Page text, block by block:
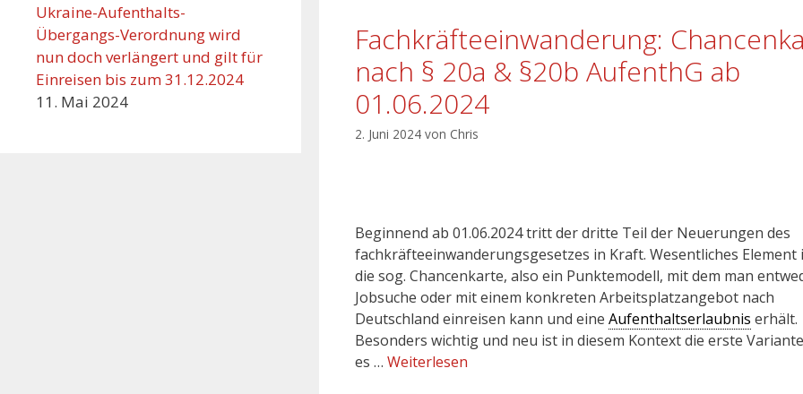
Fachkräfteeinwanderung:
nach § 20a & §20b AufenthG ab
01.06.2024
2. Juni 2024 von Chris
Beginnend ab 01.06.2024 tritt der dritte Teil der Neuerungen des
fachkräfteeinwanderungsgesetzes in Kraft. Wesentliches Element
die sog. Chancenkarte, also ein Punktemodell, mit dem man
Jobsuche oder mit einem konkreten Arbeitsplatzangebot nach
Deutschland einreisen kann und eine Aufenthaltserlaubnis erhält.
Besonders wichtig und neu ist in diesem Kontext die erste
es … Weiterlesen
Ukraine-Aufenthalts-
Übergangs-Verordnung wird
nun doch verlängert und gilt für
Einreisen bis zum 31.12.2024
11. Mai 2024